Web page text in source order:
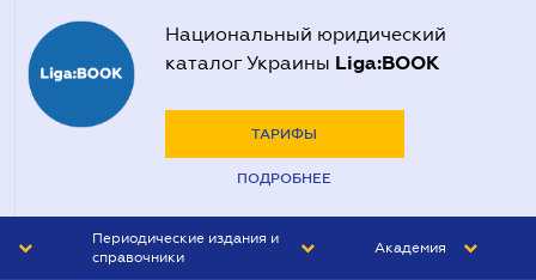
Национальный юридический
каталог Украины Liga:BOOK
ТАРИФЫ
ПОДРОБНЕЕ
Периодические издания и
справочники
Академия